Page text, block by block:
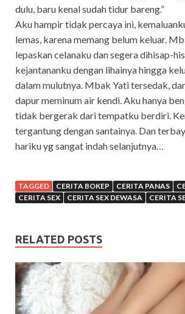
dulu, baru kenal sudah tidur bareng.”
Aku hampir tidak percaya ini,
lemas, karena memang belum keluar.
lepaskan celanaku dan segera dihisap-
kejantananku dengan lihainya hingga
dalam mulutnya. Mbak Yati tersedak,
dapur meminum air kendi. Aku hanya
tidak bergerak dari tempatku berdiri.
tergantung dengan santainya. Dan
hariku yg sangat indah selanjutnya…
TAGGED CERITA BOKEP CERITA PANAS
CERITA SEX
CERITA SEX DEWASA CERITA
RELATED POSTS